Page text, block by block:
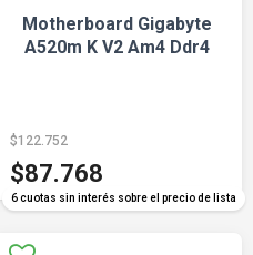
Motherboard Gigabyte
A520m K V2 Am4 Ddr4
6 cuotas sin interés sobre el precio de lista
$122.752
$87.768